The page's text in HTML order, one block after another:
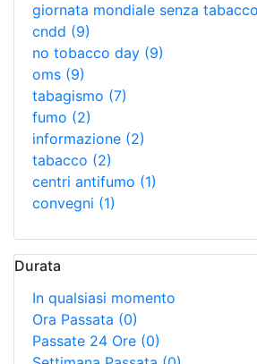
giornata mondiale senza tabacco
cndd (9)
no tobacco day (9)
oms (9)
tabagismo (7)
fumo (2)
informazione (2)
tabacco (2)
centri antifumo (1)
convegni (1)
Durata
In qualsiasi momento
Ora Passata (0)
Passate 24 Ore (0)